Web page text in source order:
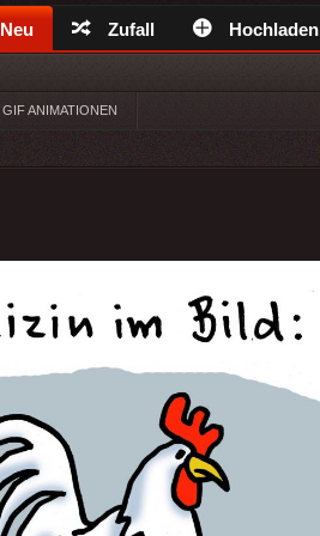
Neu Zufall Hochladen
GIF ANIMATIONEN